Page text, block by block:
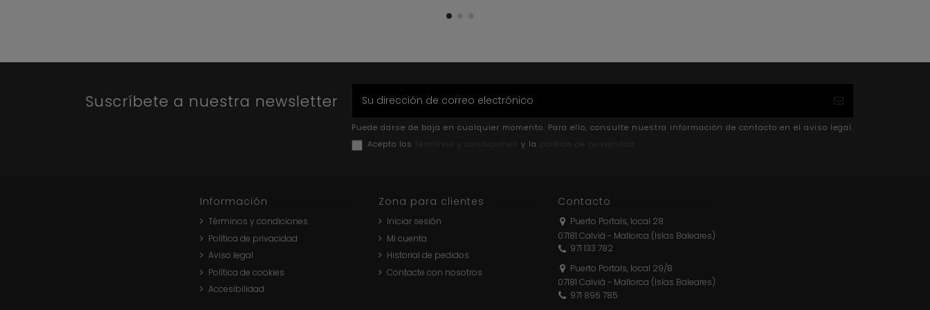
Suscríbete a nuestra newsletter
Puede darse de baja en cualquier momento. Para ello, consulte nuestra información de contacto en el aviso legal.
Acepto los términos y condiciones y la política de privacidad
Información
Términos y condiciones
Política de privacidad
Aviso legal
Política de cookies
Accesibilidad
Zona para clientes
Iniciar sesión
Mi cuenta
Historial de pedidos
Contacte con nosotros
Contacto
Puerto Portals, local 28
07181 Calviá - Mallorca (Islas Baleares)
971 133 782
Puerto Portals, local 29/B
07181 Calviá - Mallorca (Islas Baleares)
971 896 785